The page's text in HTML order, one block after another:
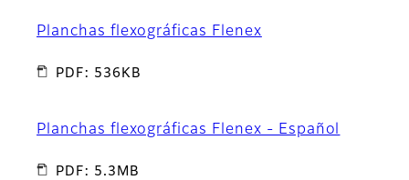
Planchas flexográficas Flenex
PDF: 536KB
Planchas flexográficas Flenex - Español
PDF: 5.3MB